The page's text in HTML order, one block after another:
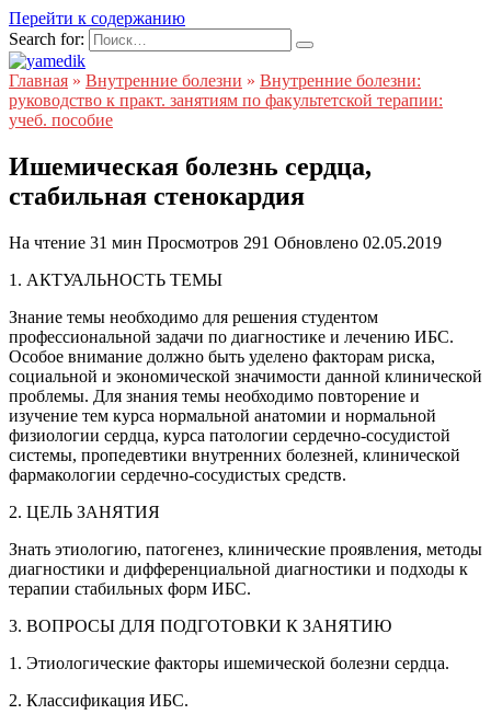
Перейти к содержанию
Search for:
Главная » Внутренние болезни » Внутренние болезни:
руководство к практ. занятиям по факультетской терапии:
учеб. пособие
Ишемическая болезнь сердца,
стабильная стенокардия
На чтение 31 мин Просмотров 291 Обновлено 02.05.2019
1. АКТУАЛЬНОСТЬ ТЕМЫ
Знание темы необходимо для решения студентом
профессиональной задачи по диагностике и лечению ИБС.
Особое внимание должно быть уделено факторам риска,
социальной и экономической значимости данной клинической
проблемы. Для знания темы необходимо повторение и
изучение тем курса нормальной анатомии и нормальной
физиологии сердца, курса патологии сердечно-сосудистой
системы, пропедевтики внутренних болезней, клинической
фармакологии сердечно-сосудистых средств.
2. ЦЕЛЬ ЗАНЯТИЯ
Знать этиологию, патогенез, клинические проявления, методы
диагностики и дифференциальной диагностики и подходы к
терапии стабильных форм ИБС.
3. ВОПРОСЫ ДЛЯ ПОДГОТОВКИ К ЗАНЯТИЮ
1. Этиологические факторы ишемической болезни сердца.
2. Классификация ИБС.